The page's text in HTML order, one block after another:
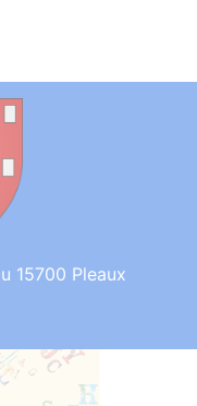
15700 Pleaux